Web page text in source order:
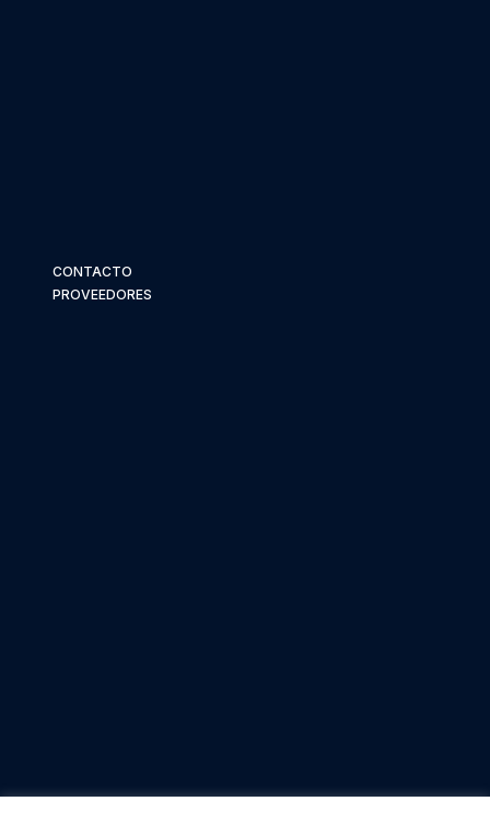
CONTACTO
PROVEEDORES